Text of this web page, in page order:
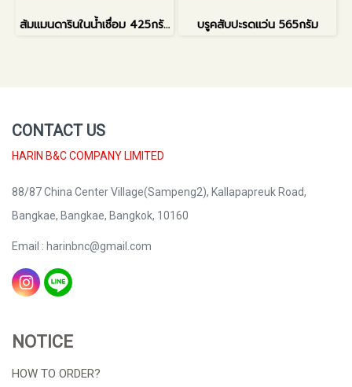
ส้มแมนดารินในน้ำเชื่อม 425กรัม บรูคสับปะรดแว่น 565กรัม
CONTACT US
HARIN B&C COMPANY LIMITED
88/87 China Center Village(Sampeng2), Kallapapreuk Road,
Bangkae, Bangkae, Bangkok, 10160
Email : harinbnc@gmail.com
NOTICE
HOW TO ORDER?